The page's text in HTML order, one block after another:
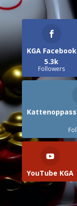
KGA Facebook
5.3k
Followers
YouTube KGA